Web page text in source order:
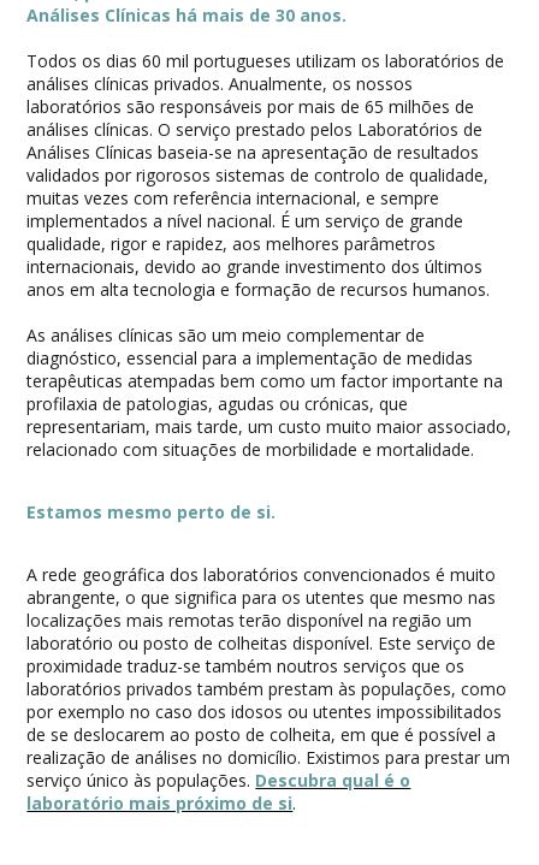
Análises Clínicas há mais de 30 anos.
Todos os dias 60 mil portugueses utilizam os laboratórios de
análises clínicas privados. Anualmente, os nossos
laboratórios são responsáveis por mais de 65 milhões de
análises clínicas. O serviço prestado pelos Laboratórios de
Análises Clínicas baseia-se na apresentação de resultados
validados por rigorosos sistemas de controlo de qualidade,
muitas vezes com referência internacional, e sempre
implementados a nível nacional. É um serviço de grande
qualidade, rigor e rapidez, aos melhores parâmetros
internacionais, devido ao grande investimento dos últimos
anos em alta tecnologia e formação de recursos humanos.
As análises clínicas são um meio complementar de
diagnóstico, essencial para a implementação de medidas
terapêuticas atempadas bem como um factor importante na
profilaxia de patologias, agudas ou crónicas, que
representariam, mais tarde, um custo muito maior associado,
relacionado com situações de morbilidade e mortalidade.
Estamos mesmo perto de si.
A rede geográfica dos laboratórios convencionados é muito
abrangente, o que significa para os utentes que mesmo nas
localizações mais remotas terão disponível na região um
laboratório ou posto de colheitas disponível. Este serviço de
proximidade traduz-se também noutros serviços que os
laboratórios privados também prestam às populações, como
por exemplo no caso dos idosos ou utentes impossibilitados
de se deslocarem ao posto de colheita, em que é possível a
realização de análises no domicílio. Existimos para prestar um
serviço único às populações. Descubra qual é o
laboratório mais próximo de si.